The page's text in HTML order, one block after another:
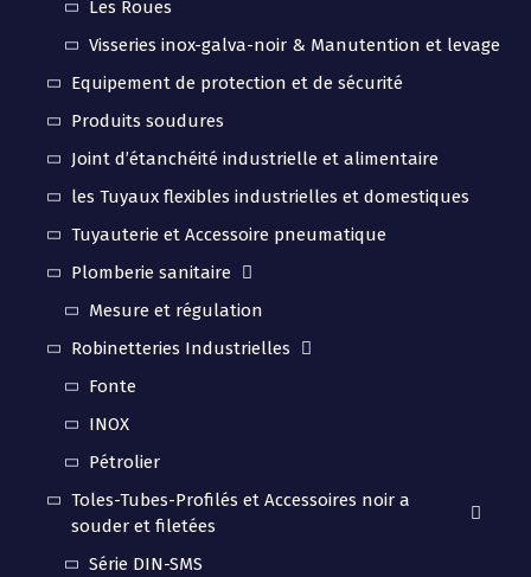
Les Roues
Visseries inox-galva-noir & Manutention et levage
Equipement de protection et de sécurité
Produits soudures
Joint d’étanchéité industrielle et alimentaire
les Tuyaux flexibles industrielles et domestiques
Tuyauterie et Accessoire pneumatique
Plomberie sanitaire
Mesure et régulation
Robinetteries Industrielles
Fonte
INOX
Pétrolier
Toles-Tubes-Profilés et Accessoires noir a
souder et filetées
Série DIN-SMS